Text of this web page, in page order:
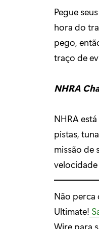
Pegue
hora do
pego,
traço de
NHRA
NHRA
pistas,
missão de
velocidade
Não perca
Ultimate!
Wire para